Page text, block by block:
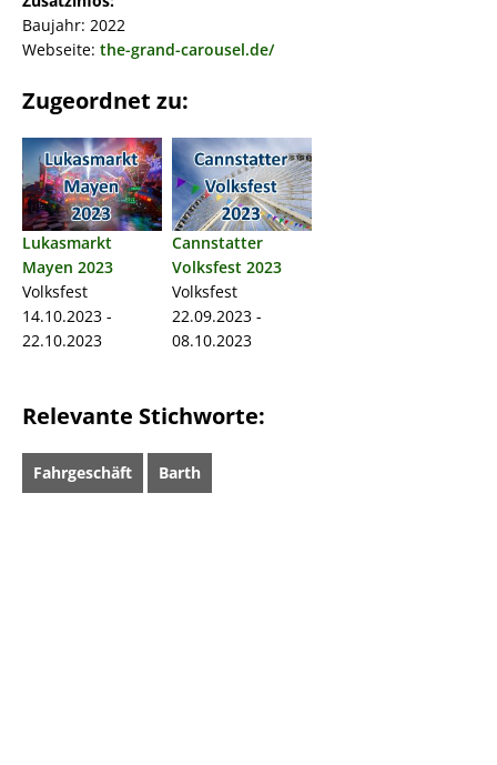
Baujahr: 2022
Webseite: the-grand-carousel.de/
Zugeordnet zu:
Lukasmarkt
Mayen 2023
Volksfest
14.10.2023 -
22.10.2023
Cannstatter
Volksfest 2023
Volksfest
22.09.2023 -
08.10.2023
Relevante Stichworte:
Fahrgeschäft Barth